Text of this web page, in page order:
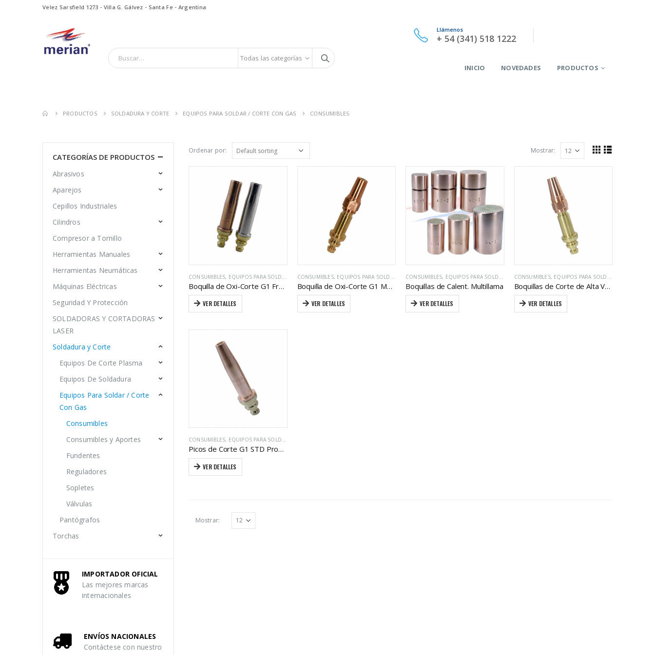
Velez Sarsfield 1273 - Villa G. Gálvez - Santa Fe - Argentina
Todas las categorías
Llámenos
+ 54 (341) 518 1222
INICIO NOVEDADES PRODUCTOS
PRODUCTOS SOLDADURA Y CORTE EQUIPOS PARA SOLDAR / CORTE CON GAS CONSUMIBLES
Ordenar por: Mostrar:
CONSUMIBLES, EQUIPOS PARA SOLDAR / CORTE CON GAS
Boquilla de Oxi-Corte G1 Fresco® Heavy Duty
VER DETALLES
CONSUMIBLES, EQUIPOS PARA SOLDAR / CORTE CON GAS
Boquilla de Oxi-Corte G1 Manual Mach-flow®
VER DETALLES
CONSUMIBLES, EQUIPOS PARA SOLDAR / CORTE CON GAS
Boquillas de Calent. Multillama
VER DETALLES
CONSUMIBLES, EQUIPOS PARA SOLDAR / CORTE CON GAS
Boquillas de Corte de Alta Velocidad
VER DETALLES
CONSUMIBLES, EQUIPOS PARA SOLDAR / CORTE CON GAS
Picos de Corte G1 STD Propano y Acetileno
VER DETALLES
Mostrar:
CATEGORÍAS DE PRODUCTOS
Abrasivos
Aparejos
Cepillos Industriales
Cilindros
Compresor a Tornillo
Herramientas Manuales
Herramientas Neumáticas
Máquinas Eléctricas
Seguridad Y Protección
SOLDADORAS Y CORTADORAS
LASER
Soldadura y Corte
Equipos De Corte Plasma
Equipos De Soldadura
Equipos Para Soldar / Corte
Con Gas
Consumibles
Consumibles y Aportes
Fundentes
Reguladores
Sopletes
Válvulas
Pantógrafos
Torchas
IMPORTADOR OFICIAL
Las mejores marcas
internacionales
ENVÍOS NACIONALES
Contáctese con nuestro